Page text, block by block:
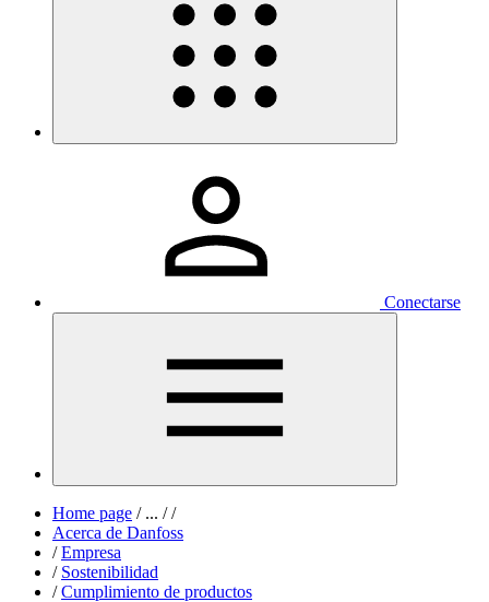
Conectarse
Home page /... / /
Acerca de Danfoss
/ Empresa
/ Sostenibilidad
/ Cumplimiento de productos